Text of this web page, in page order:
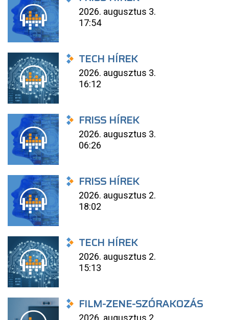
2026. augusztus 3.
17:54
TECH HÍREK
2026. augusztus 3.
16:12
FRISS HÍREK
2026. augusztus 3.
06:26
FRISS HÍREK
2026. augusztus 2.
18:02
TECH HÍREK
2026. augusztus 2.
15:13
FILM-ZENE-SZÓRAKOZÁS
2026. augusztus 2.